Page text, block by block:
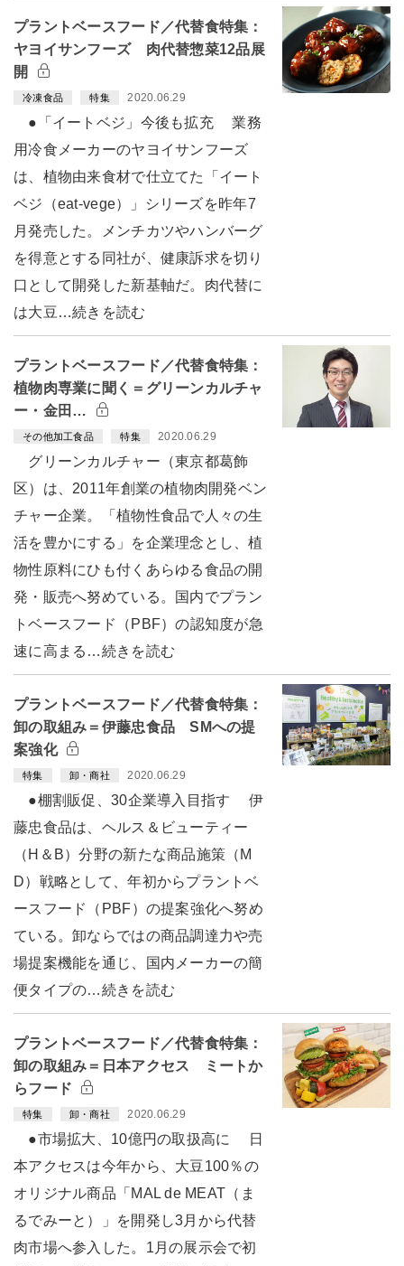
プラントベースフード／代替食特集：
ヤヨイサンフーズ 肉代替惣菜12品展
開
冷凍食品 特集 2020.06.29
●「イートベジ」今後も拡充 業務
用冷食メーカーのヤヨイサンフーズ
は、植物由来食材で仕立てた「イート
ベジ（eat-vege）」シリーズを昨年7
月発売した。メンチカツやハンバーグ
を得意とする同社が、健康訴求を切り
口として開発した新基軸だ。肉代替に
は大豆…続きを読む
プラントベースフード／代替食特集：
植物肉専業に聞く＝グリーンカルチャ
ー・金田…
その他加工食品 特集 2020.06.29
グリーンカルチャー（東京都葛飾
区）は、2011年創業の植物肉開発ベン
チャー企業。「植物性食品で人々の生
活を豊かにする」を企業理念とし、植
物性原料にひも付くあらゆる食品の開
発・販売へ努めている。国内でプラン
トベースフード（PBF）の認知度が急
速に高まる…続きを読む
プラントベースフード／代替食特集：
卸の取組み＝伊藤忠食品 SMへの提
案強化
特集 卸・商社 2020.06.29
●棚割販促、30企業導入目指す 伊
藤忠食品は、ヘルス＆ビューティー
（H＆B）分野の新たな商品施策（M
D）戦略として、年初からプラントベ
ースフード（PBF）の提案強化へ努め
ている。卸ならではの商品調達力や売
場提案機能を通じ、国内メーカーの簡
便タイプの…続きを読む
プラントベースフード／代替食特集：
卸の取組み＝日本アクセス ミートか
らフード
特集 卸・商社 2020.06.29
●市場拡大、10億円の取扱高に 日
本アクセスは今年から、大豆100％の
オリジナル商品「MAL de MEAT（ま
るでみーと）」を開発し3月から代替
肉市場へ参入した。1月の展示会で初